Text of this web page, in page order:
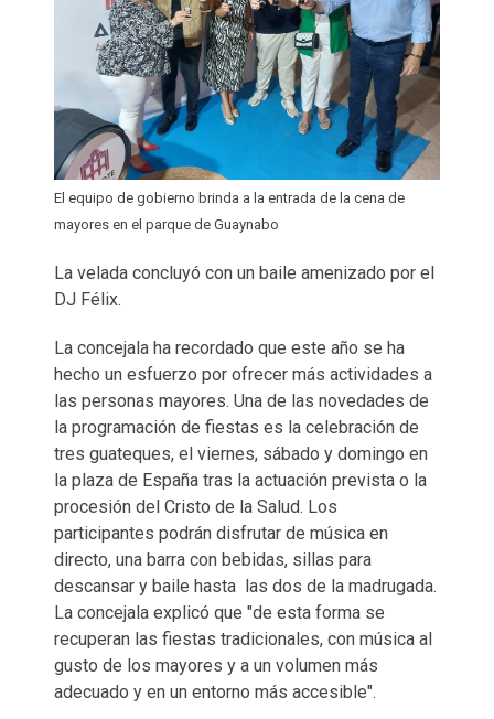
El equipo de gobierno brinda a la entrada de la cena de
mayores en el parque de Guaynabo
La velada concluyó con un baile amenizado por el
DJ Félix.
La concejala ha recordado que este año se ha
hecho un esfuerzo por ofrecer más actividades a
las personas mayores. Una de las novedades de
la programación de fiestas es la celebración de
tres guateques, el viernes, sábado y domingo en
la plaza de España tras la actuación prevista o la
procesión del Cristo de la Salud. Los
participantes podrán disfrutar de música en
directo, una barra con bebidas, sillas para
descansar y baile hasta las dos de la madrugada.
La concejala explicó que "de esta forma se
recuperan las fiestas tradicionales, con música al
gusto de los mayores y a un volumen más
adecuado y en un entorno más accesible".